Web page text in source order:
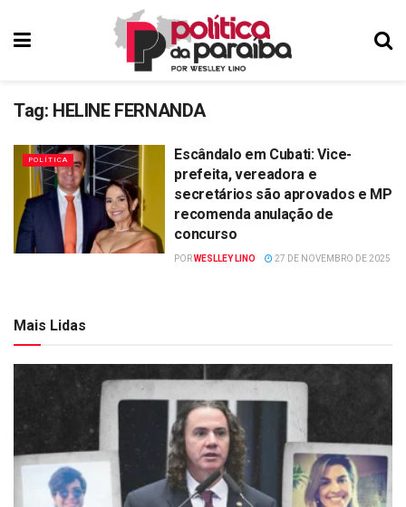
Tag: HELINE FERNANDA
POLÍTICA
Escândalo em Cubati: Vice-
prefeita, vereadora e
secretários são aprovados e MP
recomenda anulação de
concurso
PORWESLLEY LINO 27 DE NOVEMBRO DE 2025
Mais Lidas